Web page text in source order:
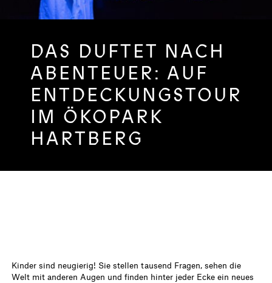
DAS DUFTET NACH
ABENTEUER: AUF
ENTDECKUNGSTOUR
IM ÖKOPARK
HARTBERG
Kinder sind neugierig! Sie stellen tausend Fragen, sehen die
Welt mit anderen Augen und finden hinter jeder Ecke ein neues